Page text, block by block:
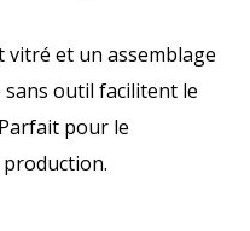
et un assemblage
sans outil facilitent le
pour le